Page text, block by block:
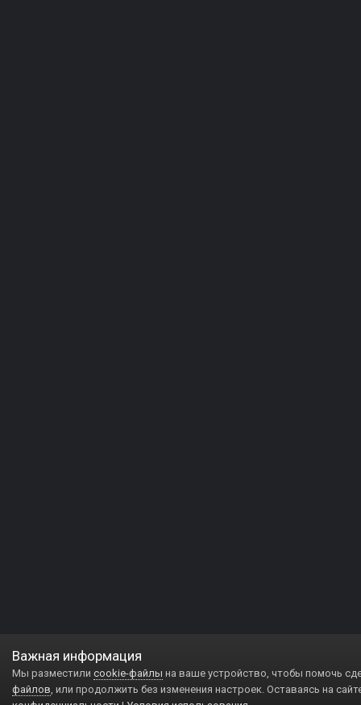
Важная информация
Мы разместили cookie-файлы на ваше устройство, чтобы помочь
файлов, или продолжить без изменения настроек. Оставаясь на